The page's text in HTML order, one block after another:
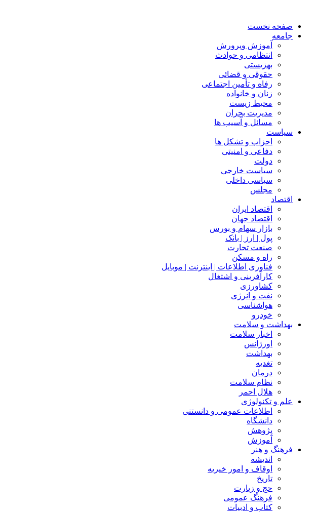
صفحه نخست
جامعه
آموزش وپرورش
انتظامی و حوادث
بهزیستی
حقوقی و قضائی
رفاه و تأمین اجتماعی
زنان و خانواده
محیط زیست
مدیریت بحران
مسائل و آسیب ها
سیاست
احزاب و تشکل ها
دفاعی و امنیتی
دولت
سیاست خارجی
سیاسی داخلی
مجلس
اقتصاد
اقتصاد ایران
اقتصاد جهان
بازار سهام و بورس
پول | ارز | بانک
صنعت تجارت
راه و مسکن
فناوری اطلاعات | اینترنت | موبایل
کارآفرینی و اشتغال
کشاورزی
نفت و انرژی
هواشناسی
خودرو
بهداشت و سلامت
اخبار سلامت
اورژانس
بهداشت
تغدیه
درمان
نظام سلامت
هلال احمر
علم و تکنولوژی
اطلاعات عمومی و دانستنی
دانشگاه
پژوهش
آموزش
فرهنگ و هنر
اندیشه
اوقاف و امور خیریه
تاریخ
حج و زیارت
فرهنگ عمومی
کتاب و ادبیات